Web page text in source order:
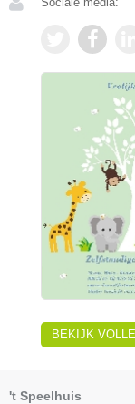
BEKIJK
't Speelhuis